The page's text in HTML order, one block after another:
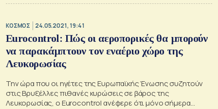
ΚΟΣΜΟΣ 24.05.2021, 19:41
Eurocontrol: Πώς οι αεροπορικές θα μπορούν
να παρακάμπτουν τον εναέριο χώρο της
Λευκορωσίας
Την ώρα που οι ηγέτες της Ευρωπαϊκής Ένωσης συζητούν
στις Βρυξέλλες πιθανές κυρώσεις σε βάρος της
Λευκορωσίας, ο Eurocontrol ανέφερε ότι μόνο σήμερα